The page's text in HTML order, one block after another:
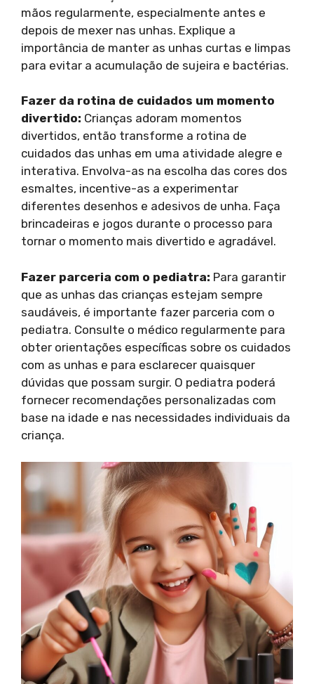
mãos regularmente, especialmente antes e
depois de mexer nas unhas. Explique a
importância de manter as unhas curtas e limpas
para evitar a acumulação de sujeira e bactérias.
Fazer da rotina de cuidados um momento
divertido: Crianças adoram momentos
divertidos, então transforme a rotina de
cuidados das unhas em uma atividade alegre e
interativa. Envolva-as na escolha das cores dos
esmaltes, incentive-as a experimentar
diferentes desenhos e adesivos de unha. Faça
brincadeiras e jogos durante o processo para
tornar o momento mais divertido e agradável.
Fazer parceria com o pediatra: Para garantir
que as unhas das crianças estejam sempre
saudáveis, é importante fazer parceria com o
pediatra. Consulte o médico regularmente para
obter orientações específicas sobre os cuidados
com as unhas e para esclarecer quaisquer
dúvidas que possam surgir. O pediatra poderá
fornecer recomendações personalizadas com
base na idade e nas necessidades individuais da
criança.